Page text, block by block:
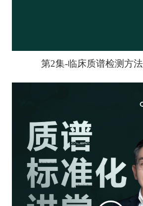
第2集-临床质谱检测方